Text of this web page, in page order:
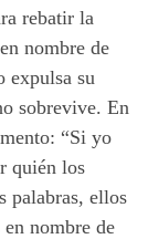
rebatir la
nombre de
expulsa su
sobrevive. En
“Si yo
quién los
palabras, ellos
nombre de